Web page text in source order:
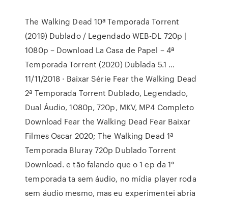
The Walking Dead 10ª Temporada Torrent
(2019) Dublado / Legendado WEB-DL 720p |
1080p – Download La Casa de Papel – 4ª
Temporada Torrent (2020) Dublada 5.1 …
11/11/2018 · Baixar Série Fear the Walking Dead
2ª Temporada Torrent Dublado, Legendado,
Dual Áudio, 1080p, 720p, MKV, MP4 Completo
Download Fear the Walking Dead Fear Baixar
Filmes Oscar 2020; The Walking Dead 1ª
Temporada Bluray 720p Dublado Torrent
Download. e tão falando que o 1 ep da 1°
temporada ta sem áudio, no mídia player roda
sem áudio mesmo, mas eu experimentei abria